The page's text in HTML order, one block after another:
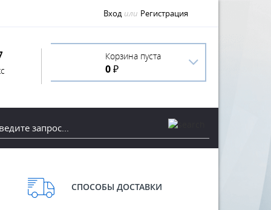
Вход или Регистрация
Корзина пуста
0 ₽
СПОСОБЫ ДОСТАВКИ